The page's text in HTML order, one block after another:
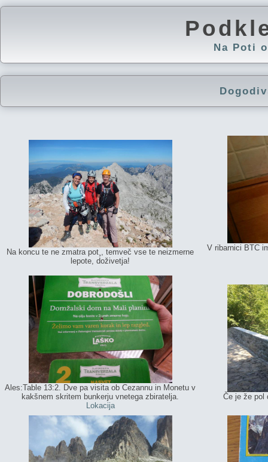
Na Poti
Na koncu te ne zmatra pot¸, temveč vse te neizmerne
lepote, doživetja!
V ribarnici BTC
Ales:Table 13:2. Dve pa visita ob Cezannu in Monetu v
kakšnem skritem bunkerju vnetega zbiratelja.
Lokacija
Če je že pol